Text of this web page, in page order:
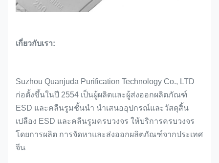
เกี่ยวกับเรา:
Suzhou Quanjuda Purification Technology Co., LTD
ก่อตั้งขึ้นในปี 2554 เป็นผู้ผลิตและผู้ส่งออกผลิตภัณฑ์
ESD และคลีนรูมชั้นนำ นำเสนออุปกรณ์และวัสดุสิ้น
เปลือง ESD และคลีนรูมครบวงจร ให้บริการครบวงจร
โดยการผลิต การจัดหาและส่งออกผลิตภัณฑ์จากประเทศ
จีน